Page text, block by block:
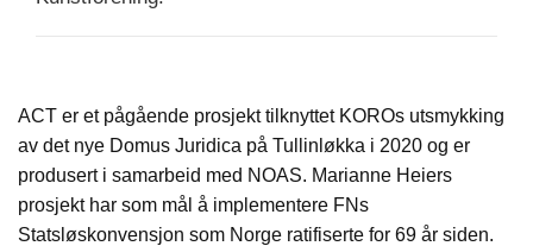
ACT er et pågående prosjekt tilknyttet KOROs utsmykking
av det nye Domus Juridica på Tullinløkka i 2020 og er
produsert i samarbeid med NOAS. Marianne Heiers
prosjekt har som mål å implementere FNs
Statsløskonvensjon som Norge ratifiserte for 69 år siden.